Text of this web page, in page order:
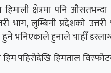
क्षेत्रमा पनि औसतभन्दा
भाग, लुम्बिनी प्रदेशको
भनिएकाले हुनाले चाहीँ
पहिरोदेखि हिमताल